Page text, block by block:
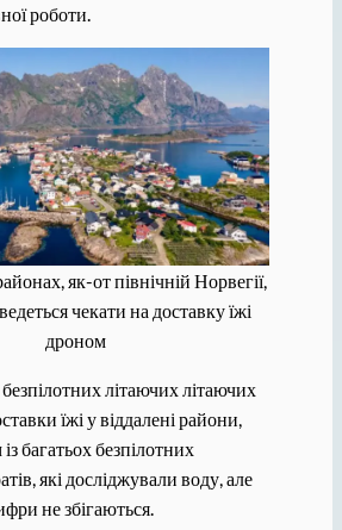
роботи.
як-от північній Норвегії,
чекати на доставку їжі
дроном
літаючих літаючих
їжі у віддалені райони,
багатьох безпілотних
які досліджували воду, але
не збігаються.